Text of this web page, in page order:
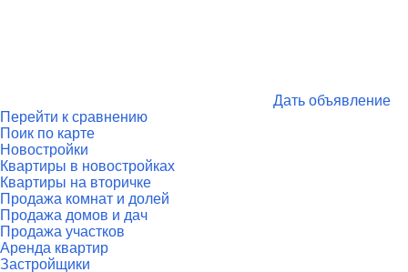
Дать объявление
Перейти к сравнению
Поик по карте
Новостройки
Квартиры в новостройках
Квартиры на вторичке
Продажа комнат и долей
Продажа домов и дач
Продажа участков
Аренда квартир
Застройщики